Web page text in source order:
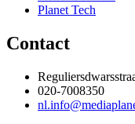
Planet Tech
Contact
020-7008350